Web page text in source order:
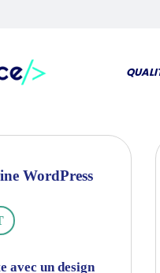
WordPress
avec un design